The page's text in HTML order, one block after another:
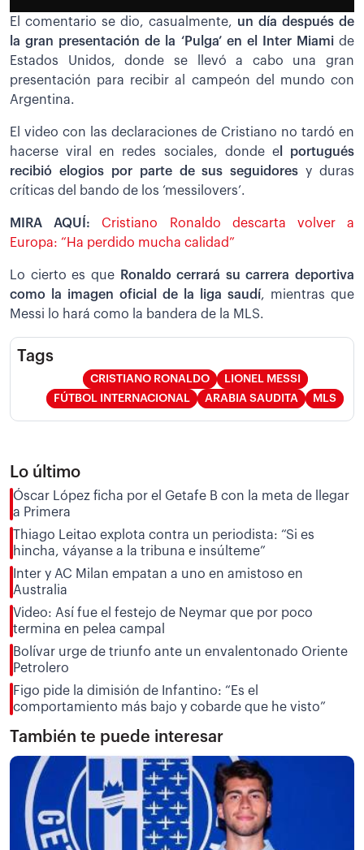
El comentario se dio, casualmente, un día después de
la gran presentación de la ‘Pulga’ en el Inter Miami de
Estados Unidos, donde se llevó a cabo una gran
presentación para recibir al campeón del mundo con
Argentina.
El video con las declaraciones de Cristiano no tardó en
hacerse viral en redes sociales, donde el portugués
recibió elogios por parte de sus seguidoresy duras
críticas del bando de los ‘messilovers’.
MIRA AQUÍ: Cristiano Ronaldo descarta volver a
Europa: “Ha perdido mucha calidad”
Lo cierto es que
Ronaldo cerrará su carrera deportiva
como la imagen oficial de la liga saudí, mientras que
Messi lo hará como la bandera de la MLS.
Tags
CRISTIANO RONALDO
LIONEL MESSI
FÚTBOL INTERNACIONAL
ARABIA SAUDITA MLS
Lo último
Óscar López ficha por el Getafe B con la meta de llegar
a Primera
Thiago Leitao explota contra un periodista: “Si es
hincha, váyanse a la tribuna e insúlteme”
Inter y AC Milan empatan a uno en amistoso en
Australia
Video: Así fue el festejo de Neymar que por poco
termina en pelea campal
Bolívar urge de triunfo ante un envalentonado Oriente
Petrolero
Figo pide la dimisión de Infantino: “Es el
comportamiento más bajo y cobarde que he visto”
También te puede interesar